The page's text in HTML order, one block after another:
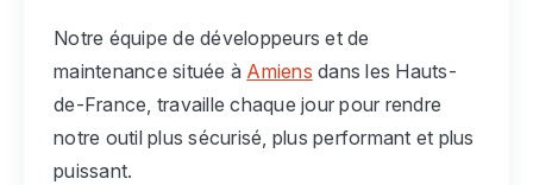
Notre équipe de développeurs et de
maintenance située à Amiens dans les Hauts-
de-France, travaille chaque jour pour rendre
notre outil plus sécurisé, plus performant et plus
puissant.